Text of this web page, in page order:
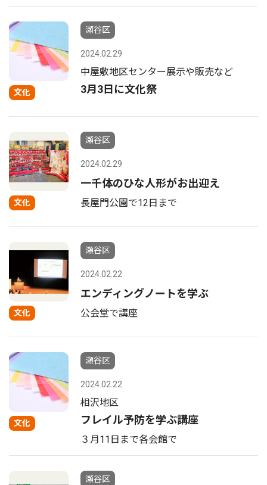
文化
瀬谷区
2024.02.29
中屋敷地区センター展示や販売など
3月3日に文化祭
文化
瀬谷区
2024.02.29
一千体のひな人形がお出迎え
長屋門公園で12日まで
文化
瀬谷区
2024.02.22
エンディングノートを学ぶ
公会堂で講座
文化
瀬谷区
2024.02.22
相沢地区
フレイル予防を学ぶ講座
３月11日まで各会館で
瀬谷区